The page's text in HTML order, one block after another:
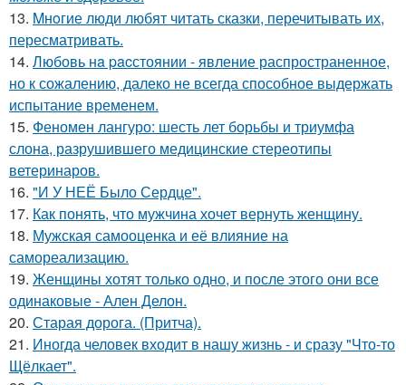
13. Mнoгие люди любят читать сказки, перечитывать их,
пересматривать.
14. Любовь нa pacстоянии - явление распространенное,
но к сожалению, далеко не всегда способное выдержать
испытание временем.
15. Феномен лангуро: шесть лет борьбы и триумфа
слона, разрушившего медицинские стереотипы
ветеринаров.
16. "И У НЕЁ Было Сердце".
17. Как понять, что мужчина хочет вернуть женщину.
18. Мужская самооценка и её влияние на
самореализацию.
19. Женщины хотят только одно, и после этого они все
одинаковые - Ален Делон.
20. Старая дорога. (Притча).
21. Иногда человек входит в нашу жизнь - и сразу "Что-то
Щёлкает".